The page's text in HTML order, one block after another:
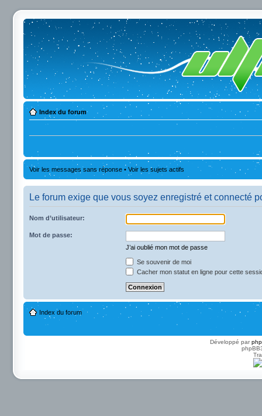
Index du forum
Voir les messages sans réponse • Voir les sujets actifs
Le forum exige que vous soyez enregistré et connecté
Nom d’utilisateur:
Mot de passe:
J’ai oublié mon mot de passe
Se souvenir de moi
Cacher mon statut en ligne pour cette
Index du forum
Développé par